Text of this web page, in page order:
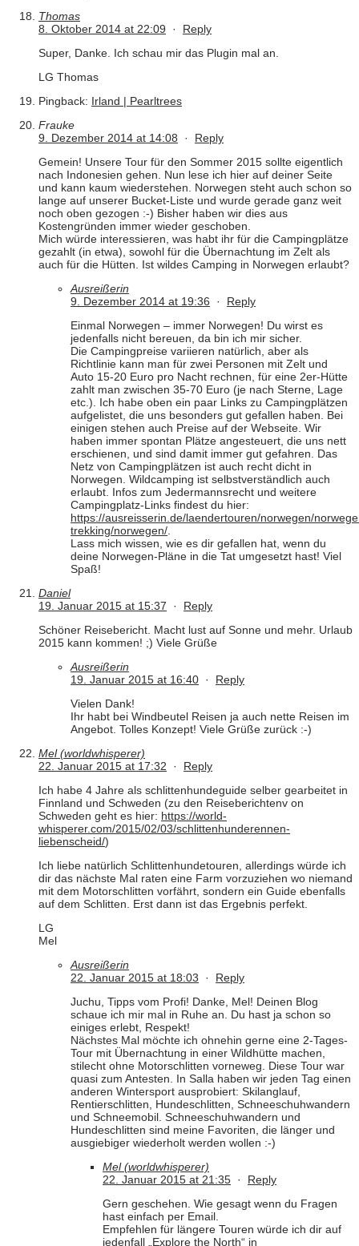
Thomas
8. Oktober 2014 at 22:09 · Reply
Super, Danke. Ich schau mir das Plugin mal an.
LG Thomas
Pingback: Irland | Pearltrees
Frauke
9. Dezember 2014 at 14:08 · Reply
Gemein! Unsere Tour für den Sommer 2015 sollte eigentlich
nach Indonesien gehen. Nun lese ich hier auf deiner Seite
und kann kaum wiederstehen. Norwegen steht auch schon so
lange auf unserer Bucket-Liste und wurde gerade ganz weit
noch oben gezogen :-) Bisher haben wir dies aus
Kostengründen immer wieder geschoben.
Mich würde interessieren, was habt ihr für die Campingplätze
gezahlt (in etwa), sowohl für die Übernachtung im Zelt als
auch für die Hütten. Ist wildes Camping in Norwegen erlaubt?
Ausreißerin
9. Dezember 2014 at 19:36 · Reply
Einmal Norwegen – immer Norwegen! Du wirst es
jedenfalls nicht bereuen, da bin ich mir sicher.
Die Campingpreise variieren natürlich, aber als
Richtlinie kann man für zwei Personen mit Zelt und
Auto 15-20 Euro pro Nacht rechnen, für eine 2er-Hütte
zahlt man zwischen 35-70 Euro (je nach Sterne, Lage
etc.). Ich habe oben ein paar Links zu Campingplätzen
aufgelistet, die uns besonders gut gefallen haben. Bei
einigen stehen auch Preise auf der Webseite. Wir
haben immer spontan Plätze angesteuert, die uns nett
erschienen, und sind damit immer gut gefahren. Das
Netz von Campingplätzen ist auch recht dicht in
Norwegen. Wildcamping ist selbstverständlich auch
erlaubt. Infos zum Jedermannsrecht und weitere
Campingplatz-Links findest du hier:
https://ausreisserin.de/laendertouren/norwegen/
trekking/norwegen/.
Lass mich wissen, wie es dir gefallen hat, wenn du
deine Norwegen-Pläne in die Tat umgesetzt hast! Viel
Spaß!
Daniel
19. Januar 2015 at 15:37 · Reply
Schöner Reisebericht. Macht lust auf Sonne und mehr. Urlaub
2015 kann kommen! ;) Viele Grüße
Ausreißerin
19. Januar 2015 at 16:40 · Reply
Vielen Dank!
Ihr habt bei Windbeutel Reisen ja auch nette Reisen im
Angebot. Tolles Konzept! Viele Grüße zurück :-)
Mel (worldwhisperer)
22. Januar 2015 at 17:32 · Reply
Ich habe 4 Jahre als schlittenhundeguide selber gearbeitet in
Finnland und Schweden (zu den Reiseberichtenv on
Schweden geht es hier: https://world-
whisperer.com/2015/02/03/schlittenhunderennen-
liebenscheid/)
Ich liebe natürlich Schlittenhundetouren, allerdings würde ich
dir das nächste Mal raten eine Farm vorzuziehen wo niemand
mit dem Motorschlitten vorfährt, sondern ein Guide ebenfalls
auf dem Schlitten. Erst dann ist das Ergebnis perfekt.
LG
Mel
Ausreißerin
22. Januar 2015 at 18:03 · Reply
Juchu, Tipps vom Profi! Danke, Mel! Deinen Blog
schaue ich mir mal in Ruhe an. Du hast ja schon so
einiges erlebt, Respekt!
Nächstes Mal möchte ich ohnehin gerne eine 2-Tages-
Tour mit Übernachtung in einer Wildhütte machen,
stilecht ohne Motorschlitten vorneweg. Diese Tour war
quasi zum Antesten. In Salla haben wir jeden Tag einen
anderen Wintersport ausprobiert: Skilanglauf,
Rentierschlitten, Hundeschlitten, Schneeschuhwandern
und Schneemobil. Schneeschuhwandern und
Hundeschlitten sind meine Favoriten, die länger und
ausgiebiger wiederholt werden wollen :-)
Mel (worldwhisperer)
22. Januar 2015 at 21:35 · Reply
Gern geschehen. Wie gesagt wenn du Fragen
hast einfach per Email.
Empfehlen für längere Touren würde ich dir auf
jedenfall „Explore the North“ in